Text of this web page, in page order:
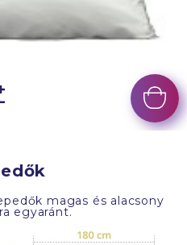
70x50 cm
magas és alacsony
egyaránt.